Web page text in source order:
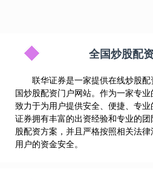
全国炒股配
联华证券是一家提供在线炒股
国炒股配资门户网站。作为一家专
致力于为用户提供安全、便捷、专
证券拥有丰富的出资经验和专业的
股配资方案，并且严格按照相关法
用户的资金安全。